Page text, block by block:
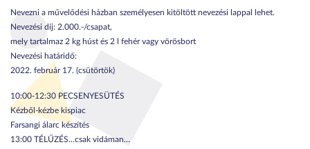
Nevezni a művelődési házban személyesen kitöltött nevezési lappal lehet.
Nevezési díj: 2.000.-/csapat,
mely tartalmaz 2 kg húst és 2 l fehér vagy vörösbort
Nevezési határidő:
2022. február 17. (csütörtök)
10:00-12:30 PECSENYESÜTÉS
Kézből-kézbe kispiac
Farsangi álarc készítés
13:00 TÉLŰZÉS…csak vidáman…